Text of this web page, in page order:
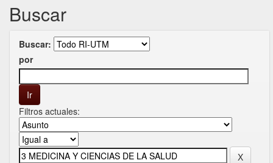
Buscar
Buscar:
por
Filtros actuales: